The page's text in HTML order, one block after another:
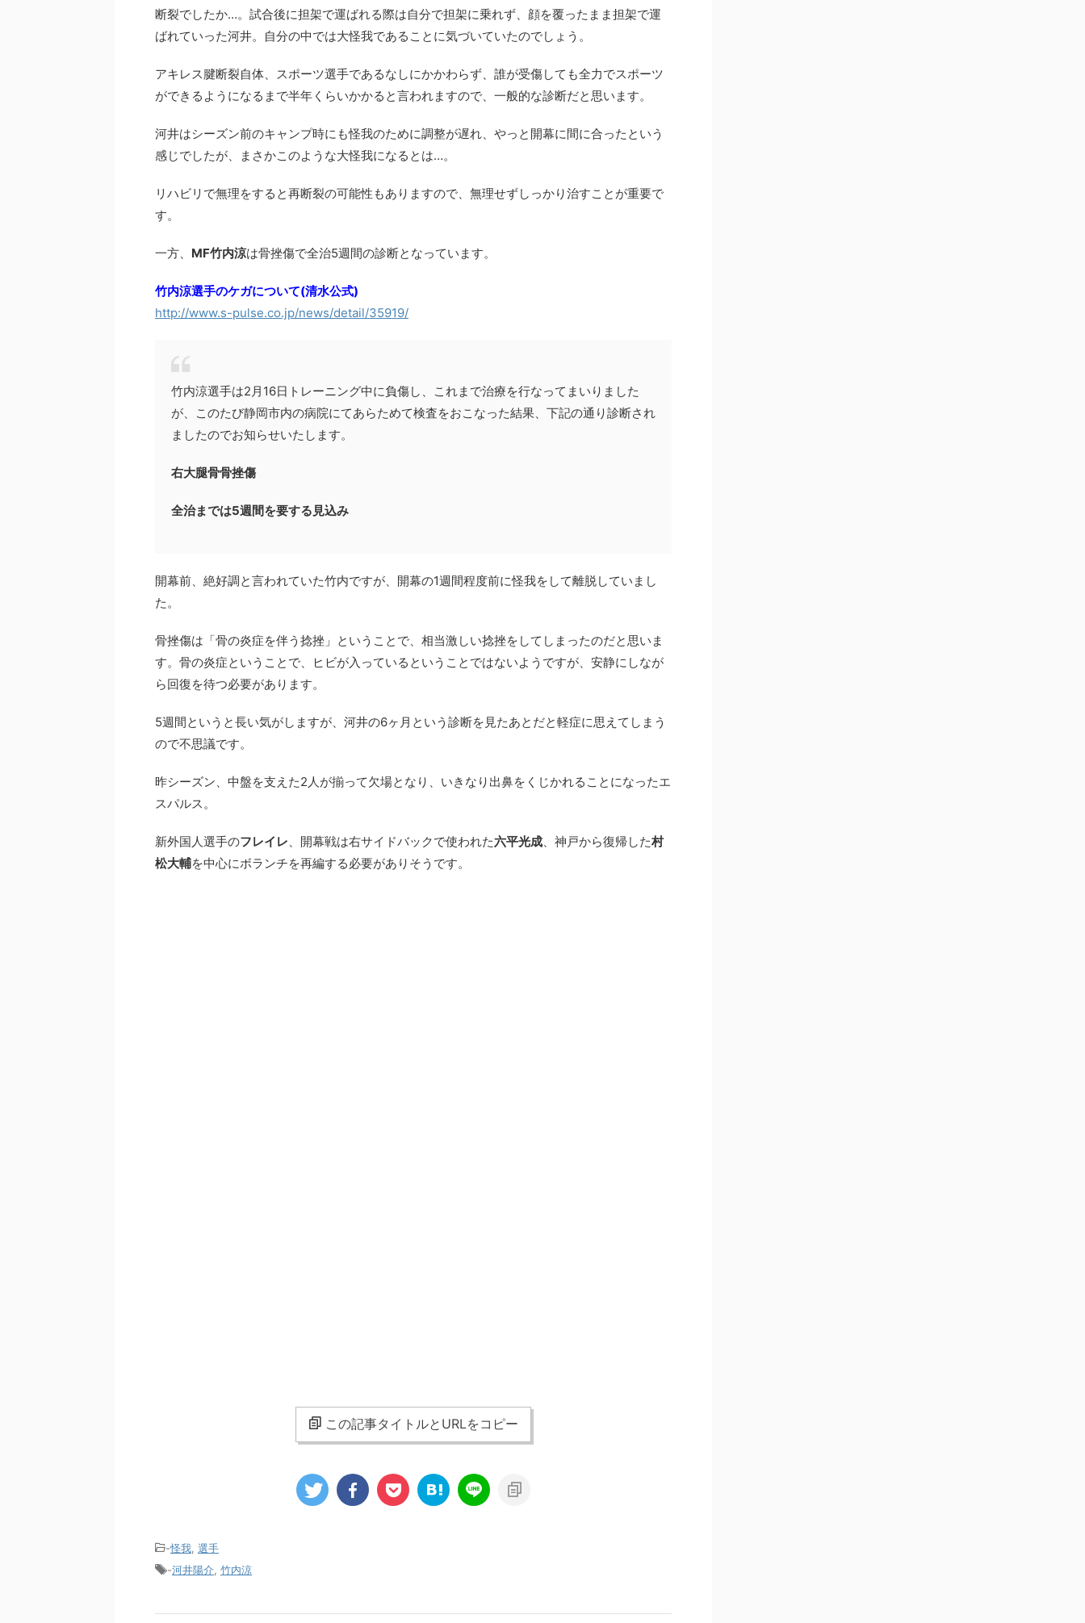
断裂でしたか…。試合後に担架で運ばれる際は自分で担架に乗れず、顔を覆ったまま担架で運
ばれていった河井。自分の中では大怪我であることに気づいていたのでしょう。
アキレス腱断裂自体、スポーツ選手であるなしにかかわらず、誰が受傷しても全力でスポーツ
ができるようになるまで半年くらいかかると言われますので、一般的な診断だと思います。
河井はシーズン前のキャンプ時にも怪我のために調整が遅れ、やっと開幕に間に合ったという
感じでしたが、まさかこのような大怪我になるとは…。
リハビリで無理をすると再断裂の可能性もありますので、無理せずしっかり治すことが重要で
す。
一方、 MF竹内涼は骨挫傷で全治5週間の診断となっています。
竹内涼選手のケガについて(清水公式)
http://www.s-pulse.co.jp/news/detail/35919/
竹内涼選手は2月16日トレーニング中に負傷し、これまで治療を行なってまいりました
が、このたび静岡市内の病院にてあらためて検査をおこなった結果、下記の通り診断され
ましたのでお知らせいたします。
右大腿骨骨挫傷
全治までは5週間を要する見込み
開幕前、絶好調と言われていた竹内ですが、開幕の1週間程度前に怪我をして離脱していまし
た。
骨挫傷は「骨の炎症を伴う捻挫」ということで、相当激しい捻挫をしてしまったのだと思いま
す。骨の炎症ということで、ヒビが入っているということではないようですが、安静にしなが
ら回復を待つ必要があります。
5週間というと長い気がしますが、河井の6ヶ月という診断を見たあとだと軽症に思えてしまう
ので不思議です。
昨シーズン、中盤を支えた2人が揃って欠場となり、いきなり出鼻をくじかれることになったエ
スパルス。
新外国人選手のフレイレ、開幕戦は右サイドバックで使われた六平光成、神戸から復帰した村
松大輔を中心にボランチを再編する必要がありそうです。
この記事タイトルとURLをコピー
-怪我 選手
-河井陽介 竹内涼